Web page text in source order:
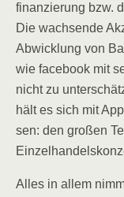
fi­nan­zie­rung bzw.
Die wach­sen­de
Abwick­lung von
wie face­book mit
nicht zu
hält es sich mit
sen: den gro­ßen
Alles in allem